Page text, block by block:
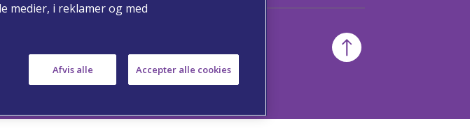
medier, i reklamer og med
Afvis alle Accepter alle cookies